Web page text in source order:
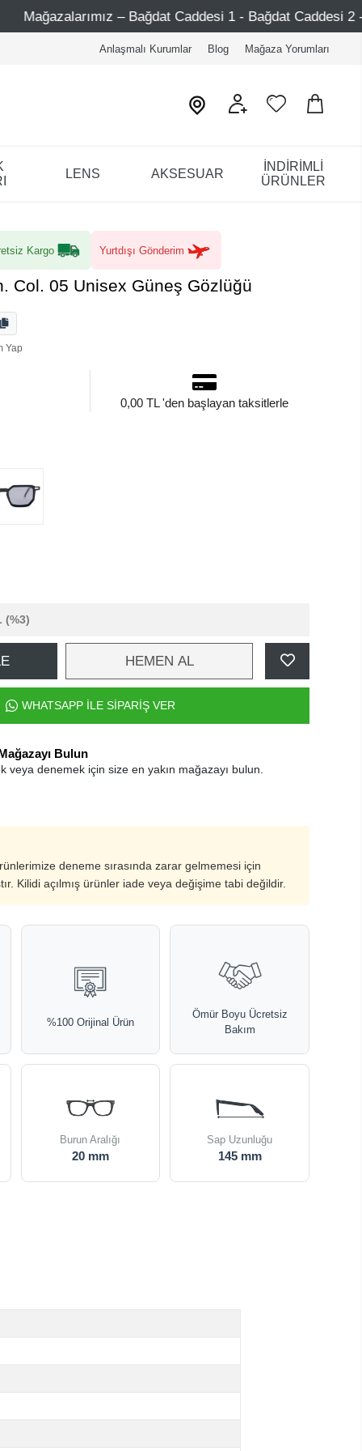
– Bağdat Caddesi 1 - Bağdat Caddesi 2 - Nişantaşı –
Anlaşmalı Kurumlar Blog Mağaza Yorumları
LENS AKSESUAR
İNDİRİMLİ
ÜRÜNLER
Kargo Yurtdışı Gönderim
Col. 05 Unisex Güneş Gözlüğü
Yap
0,00 TL 'den başlayan taksitlerle
(%3)
HEMEN AL
WHATSAPP İLE SİPARİŞ VER
Bulun
veya denemek için size en yakın mağazayı bulun.
deneme sırasında zarar gelmemesi için
Kilidi açılmış ürünler iade veya değişime tabi değildir.
%100 Orijinal Ürün
Ömür Boyu Ücretsiz
Bakım
Burun Aralığı
20 mm
Sap Uzunluğu
145 mm